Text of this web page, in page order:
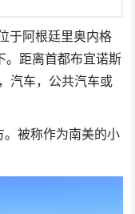
阿根廷里奥内格
。距离首都布宜诺斯
汽车，公共汽车或
被称作为南美的小